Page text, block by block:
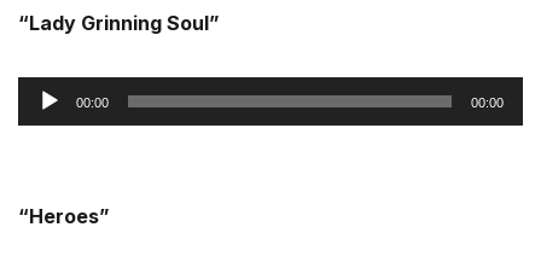
“Lady Grinning Soul”
Reprodutor
de
00:00 00:00
“Heroes”